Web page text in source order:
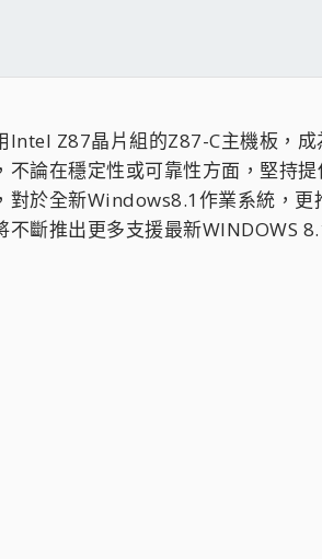
Z87晶片組的Z87-C主機板，
論在穩定性或可靠性方面，堅持
對於全新Windows8.1作業系統，
斷推出更多支援最新WINDOWS